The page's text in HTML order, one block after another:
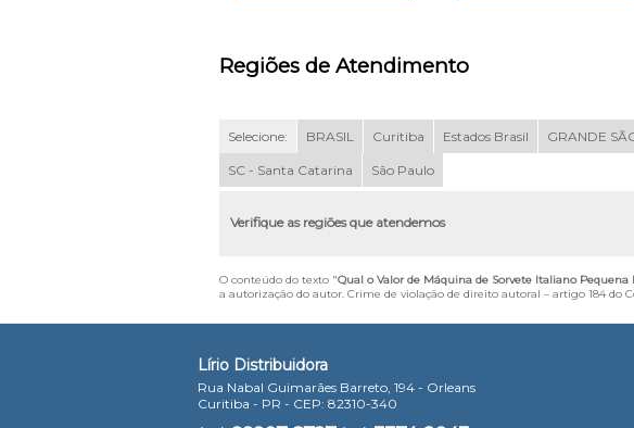
Regiões de Atendimento
Selecione: BRASIL Curitiba Estados Brasil GRANDE
SC - Santa Catarina São Paulo
Verifique as regiões que atendemos
O conteúdo do texto "Qual o Valor de Máquina de Sorvete Italiano
a autorização do autor. Crime de violação de direito autoral – artigo 184 do
Lírio Distribuidora
Rua Nabal Guimarães Barreto, 194 - Orleans
Curitiba - PR - CEP: 82310-340